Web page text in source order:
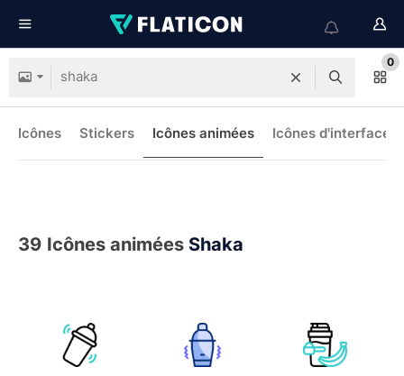
0
Icônes Stickers Icônes animées Icônes d'interface
39 Icônes animées Shaka